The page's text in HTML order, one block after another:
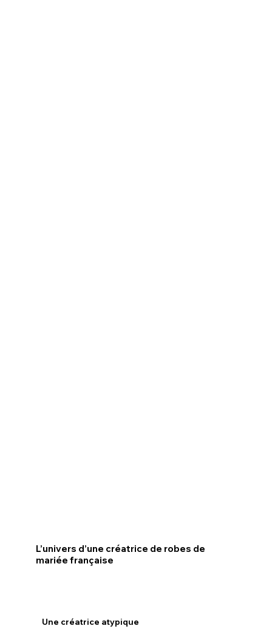
L’univers d’une créatrice de robes de
mariée française
Une créatrice atypique